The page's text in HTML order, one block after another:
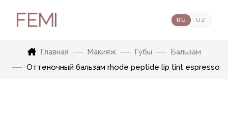
RU UZ
Главная Макияж Губы
Бальзам
Оттеночный бальзам rhode peptide lip tint espresso